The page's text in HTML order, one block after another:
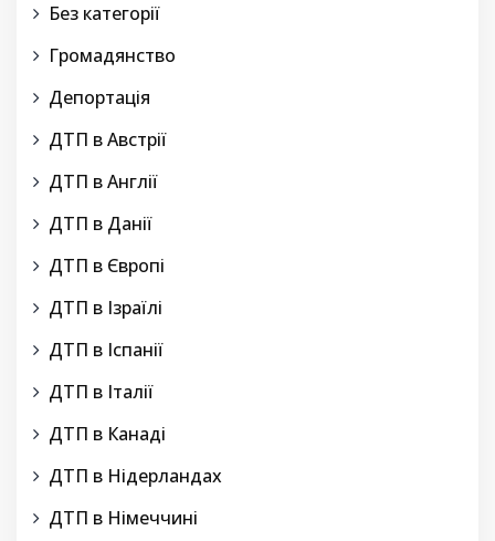
Без категорії
Громадянство
Депортація
ДТП в Австрії
ДТП в Англії
ДТП в Данії
ДТП в Європі
ДТП в Ізраїлі
ДТП в Іспанії
ДТП в Італії
ДТП в Канаді
ДТП в Нідерландах
ДТП в Німеччині